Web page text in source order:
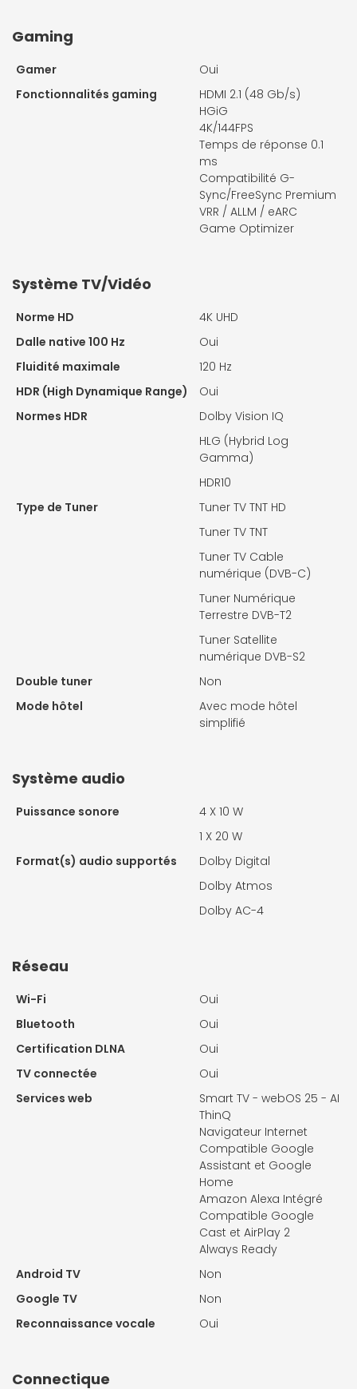
Gaming
Gamer
Oui
Fonctionnalités gaming
HDMI 2.1 (48 Gb/s)
HGiG
4K/144FPS
Temps de réponse 0.1
ms
Compatibilité G-
Sync/FreeSync Premium
VRR / ALLM / eARC
Game Optimizer
Système TV/Vidéo
Norme HD
4K UHD
Dalle native 100 Hz
Oui
Fluidité maximale
120 Hz
HDR (High Dynamique Range)
Oui
Normes HDR
Dolby Vision IQ
HLG (Hybrid Log
Gamma)
HDR10
Type de Tuner
Tuner TV TNT HD
Tuner TV TNT
Tuner TV Cable
numérique (DVB-C)
Tuner Numérique
Terrestre DVB-T2
Tuner Satellite
numérique DVB-S2
Double tuner
Non
Mode hôtel
Avec mode hôtel
simplifié
Système audio
Puissance sonore 4 X 10 W
1 X 20 W
Format(s) audio supportés
Dolby Digital
Dolby Atmos
Dolby AC-4
Réseau
Wi-Fi
Oui
Bluetooth
Oui
Certification DLNA
Oui
TV connectée
Oui
Services web
Smart TV - webOS 25 - AI
ThinQ
Navigateur Internet
Compatible Google
Assistant et Google
Home
Amazon Alexa Intégré
Compatible Google
Cast et AirPlay 2
Always Ready
Android TV
Non
Google TV
Non
Reconnaissance vocale
Oui
Connectique